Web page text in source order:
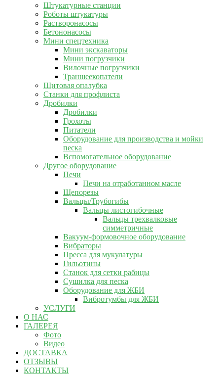
Штукатурные станции
Роботы штукатуры
Растворонасосы
Бетононасосы
Мини спецтехника
Мини экскаваторы
Мини погрузчики
Вилочные погрузчики
Траншеекопатели
Щитовая опалубка
Станки для профлиста
Дробилки
Дробилки
Грохоты
Питатели
Оборудование для производства и мойки
песка
Вспомогательное оборудование
Другое оборудование
Печи
Печи на отработанном масле
Щепорезы
Вальцы/Трубогибы
Вальцы листогибочные
Вальцы трехвалковые
симметричные
Вакуум-формовочное оборудование
Вибраторы
Пресса для мукулатуры
Гильотины
Станок для сетки рабицы
Сушилка для песка
Оборудование для ЖБИ
Вибротумбы для ЖБИ
УСЛУГИ
О НАС
ГАЛЕРЕЯ
Фото
Видео
ДОСТАВКА
ОТЗЫВЫ
КОНТАКТЫ